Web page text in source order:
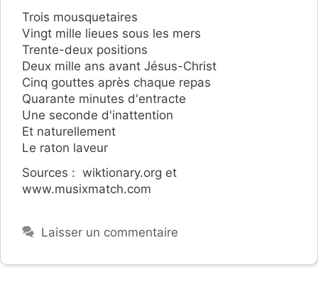
Trois mousquetaires
Vingt mille lieues sous les mers
Trente-deux positions
Deux mille ans avant Jésus-Christ
Cinq gouttes après chaque repas
Quarante minutes d'entracte
Une seconde d'inattention
Et naturellement
Le raton laveur
Sources : wiktionary.org et
www.musixmatch.com
Laisser un commentaire